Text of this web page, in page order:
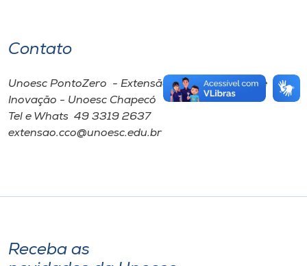
Contato
Unoesc PontoZero - Extensão, Pós-graduação e
Inovação - Unoesc Chapecó
Tel e Whats 49 3319 2637
extensao.cco@unoesc.edu.br
Receba as